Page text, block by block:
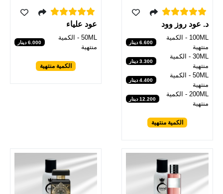
د. عود روز وود
100ML - الكمية
منتهية
6.600 دينار
30ML - الكمية
منتهية
3.300 دينار
50ML - الكمية
منتهية
4.400 دينار
200ML - الكمية
منتهية
12.200 دينار
الكمية منتهية
عود علياء
50ML - الكمية
منتهية
6.000 دينار
الكمية منتهية